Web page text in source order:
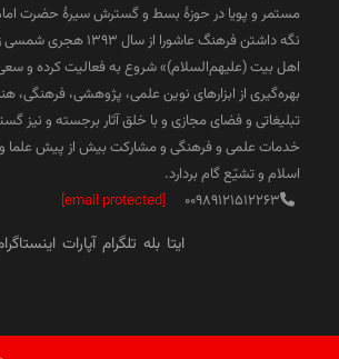
مستمر و پویا در حوزۀ بسط و گسترش سیرۀ حضرت
نگه داشتن فرهنگ عاشورا
اهل بیت (علیهم‌السلام)» شروع به فعالیت کرده و سعی
بهره‌گیری از ابزارهای نوین علمی، پژوهشی، فرهنگی،
تبلیغاتی و فضای مجازی و با خلق آثار برجسته و نیز
خدمات علمی و فرهنگی و مشارکت بیش از پیش علما
اسلام و تشیّع گام بردارد.
00989121512263
[email protected]
ایتا بله تلگرام آپارات